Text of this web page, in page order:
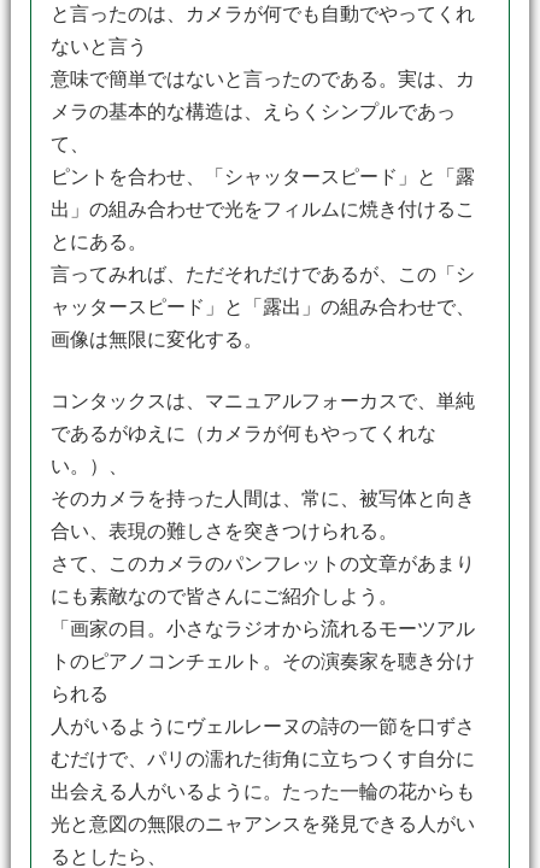
と言ったのは、カメラが何でも自動でやってくれ
ないと言う
意味で簡単ではないと言ったのである。実は、カ
メラの基本的な構造は、えらくシンプルであっ
て、
ピントを合わせ、「シャッタースピード」と「露
出」の組み合わせで光をフィルムに焼き付けるこ
とにある。
言ってみれば、ただそれだけであるが、この「シ
ャッタースピード」と「露出」の組み合わせで、
画像は無限に変化する。
コンタックスは、マニュアルフォーカスで、単純
であるがゆえに（カメラが何もやってくれな
い。）、
そのカメラを持った人間は、常に、被写体と向き
合い、表現の難しさを突きつけられる。
さて、このカメラのパンフレットの文章があまり
にも素敵なので皆さんにご紹介しよう。
「画家の目。小さなラジオから流れるモーツアル
トのピアノコンチェルト。その演奏家を聴き分け
られる
人がいるようにヴェルレーヌの詩の一節を口ずさ
むだけで、パリの濡れた街角に立ちつくす自分に
出会える人がいるように。たった一輪の花からも
光と意図の無限のニャアンスを発見できる人がい
るとしたら、